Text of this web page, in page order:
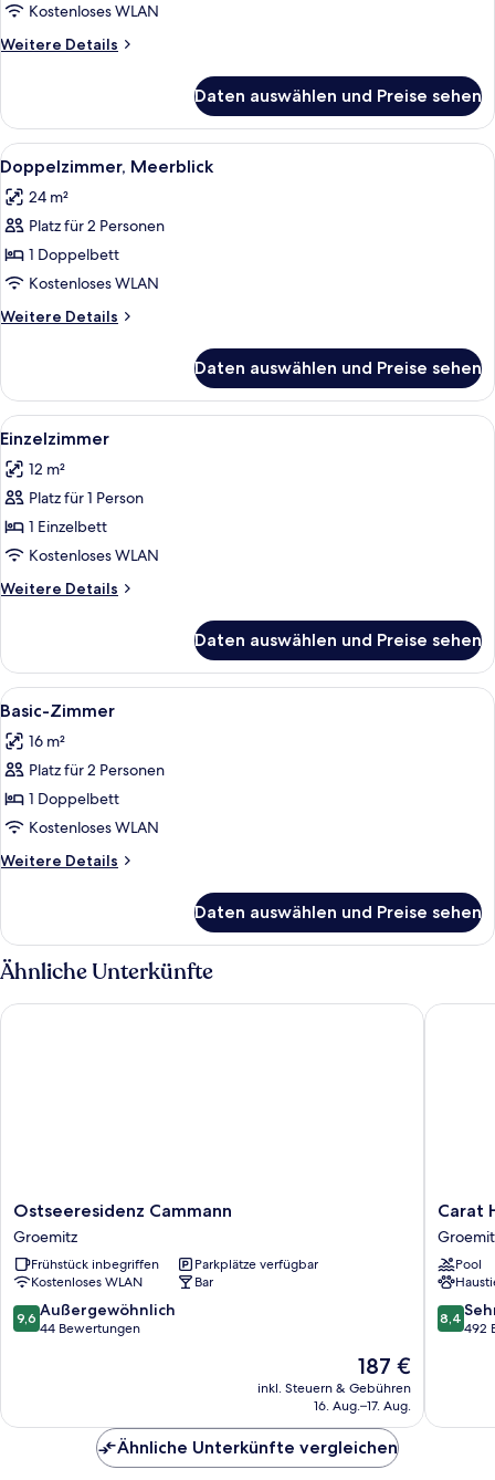
Kostenloses WLAN
Weitere Details
Weitere
Daten auswählen und Preise sehen
Alle
Fotos
für
Doppelzimmer,
Meerblick
anzeigen
Ein Hotelzimmer mit zwei Betten,
5
Doppelzimmer, Meerblick
24 m²
Platz für 2 Personen
1 Doppelbett
Kostenloses WLAN
Weitere Details
Weitere
Meerblick
Daten auswählen und Preise sehen
Alle
Fotos
für
Einzelzimmer
anzeigen
Einzelzimmer | Minibar, Zimmersafe,
5
Einzelzimmer
12 m²
Platz für 1 Person
1 Einzelbett
Kostenloses WLAN
Weitere Details
Weitere
Daten auswählen und Preise sehen
Alle
Fotos
für
Basic-
Zimmer
anzeigen
Ein Hotelzimmer mit einem Bett,
4
Basic-Zimmer
16 m²
Platz für 2 Personen
1 Doppelbett
Kostenloses WLAN
Weitere Details
Weitere
Zimmer
Daten auswählen und Preise sehen
Ähnliche Unterkünfte
Ostseeresidenz
Cammann
Groemitz
Ostseeresidenz Cammann
Groemitz
Frühstück inbegriffen
Parkplätze verfügbar
Kostenloses WLAN
Bar
9.6
von
9,6 Außergewöhnlich
44 Bewertungen
Der
Preis
beträgt
187 €
inkl. Steuern & Gebühren
16. Aug.–17. Aug.
Ostseeresidenz Cammann
Carat
Hotel
Grömitz
Carat
Pool
8.4
von
8,4
492
Carat
Ähnliche Unterkünfte vergleichen